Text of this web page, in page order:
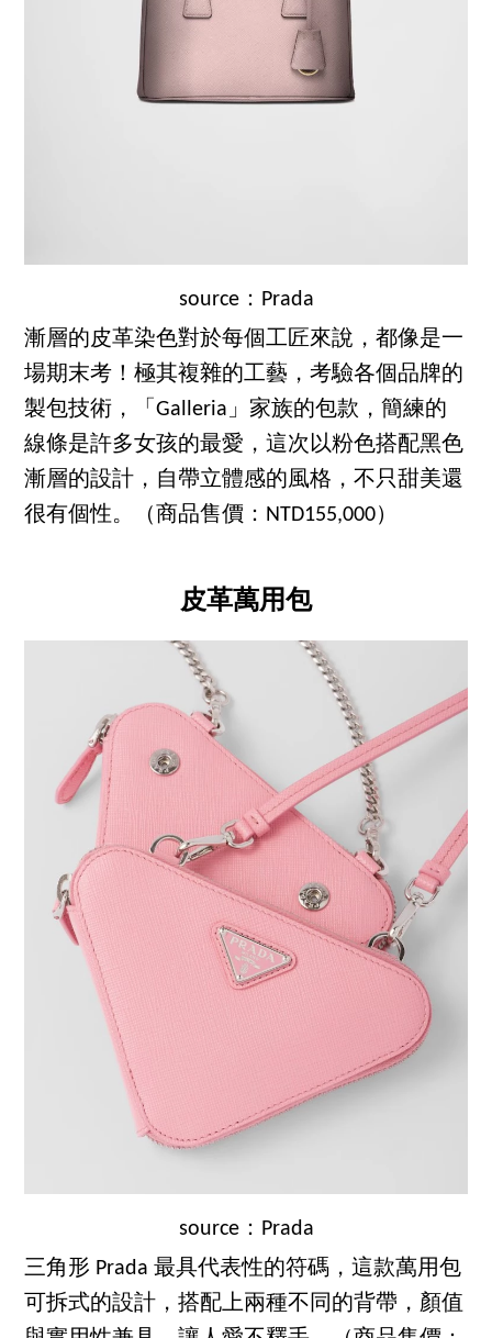
source：Prada
漸層的皮革染色對於每個工匠來說，都像是一
場期末考！極其複雜的工藝，考驗各個品牌的
製包技術，「Galleria」家族的包款，簡練的
線條是許多女孩的最愛，這次以粉色搭配黑色
漸層的設計，自帶立體感的風格，不只甜美還
很有個性。（商品售價：NTD155,000）
皮革萬用包
source：Prada
三角形 Prada 最具代表性的符碼，這款萬用包
可拆式的設計，搭配上兩種不同的背帶，顏值